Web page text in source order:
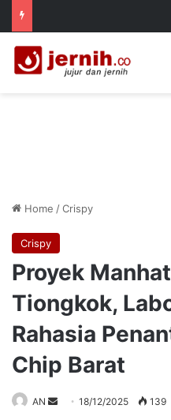
Home /Crispy
Crispy
Proyek
Tiongkok,
Rahasia
Chip Barat
AN
Send18/12/2025 139